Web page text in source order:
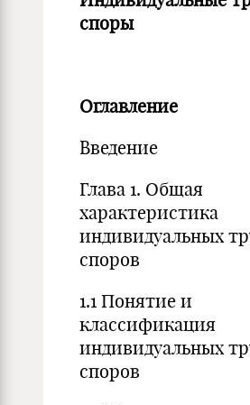
споры
Оглавление
Введение
Глава 1. Общая
характеристика
индивидуальных
споров
1.1 Понятие и
классификация
индивидуальных
споров